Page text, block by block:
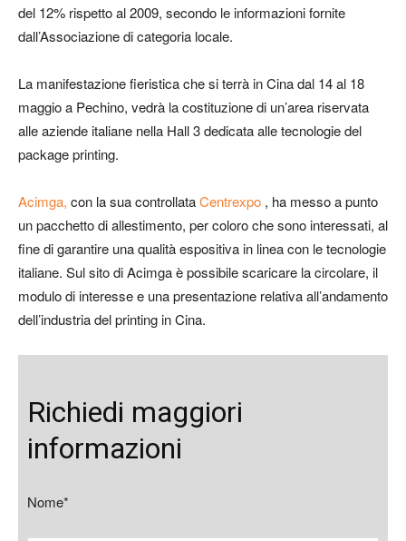
del 12% rispetto al 2009, secondo le informazioni fornite
dall’Associazione di categoria locale.
La manifestazione fieristica che si terrà in Cina dal 14 al 18
maggio a Pechino, vedrà la costituzione di un’area riservata
alle aziende italiane nella Hall 3 dedicata alle tecnologie del
package printing.
Acimga, con la sua controllataCentrexpo , ha messo a punto
un pacchetto di allestimento, per coloro che sono interessati, al
fine di garantire una qualità espositiva in linea con le tecnologie
italiane. Sul sito di Acimga è possibile scaricare la circolare, il
modulo di interesse e una presentazione relativa all’andamento
dell’industria del printing in Cina.
Richiedi maggiori
informazioni
Nome*